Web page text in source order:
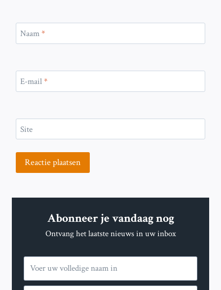
Naam*
E-mail*
Site
Abonneer je vandaag nog
Ontvang het laatste nieuws in uw inbox